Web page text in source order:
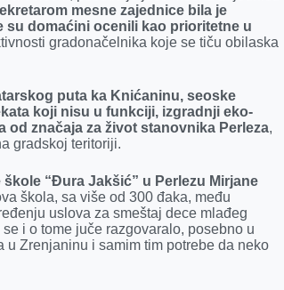
mesne zajednice bila je
domaćini ocenili kao prioritetne u
gradonačelnika koje se tiču obilaska
puta ka Knićaninu, seoske
koji nisu u funkciji, izgradnji eko-
značaja za život stanovnika Perleza,
gradskoj teritoriji.
“Đura Jakšić” u Perlezu Mirjane
škola, sa više od 300 đaka, među
uslova za smeštaj dece mlađeg
i o tome juče razgovaralo, posebno u
Zrenjaninu i samim tim potrebe da neko